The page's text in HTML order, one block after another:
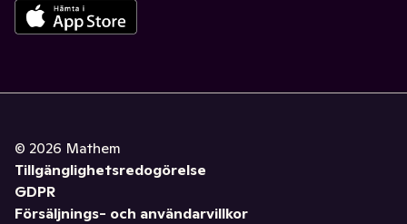
© 2026 Mathem
Tillgänglighetsredogörelse
GDPR
Försäljnings- och användarvillkor